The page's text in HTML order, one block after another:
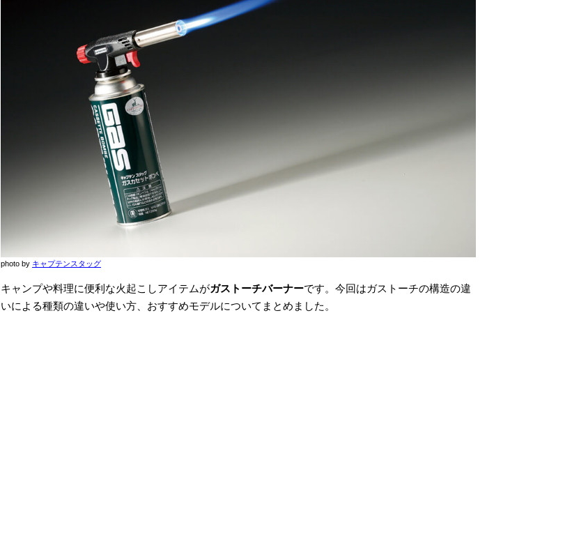
photo by キャプテンスタッグ
キャンプや料理に便利な火起こしアイテムがガストーチバーナーです。今回はガストーチの構造の違
いによる種類の違いや使い方、おすすめモデルについてまとめました。